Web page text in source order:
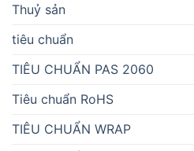
Thuỷ sản
tiêu chuẩn
TIÊU CHUẨN PAS 2060
Tiêu chuẩn RoHS
TIÊU CHUẨN WRAP